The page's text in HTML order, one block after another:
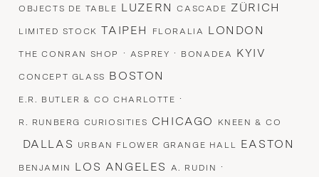
OBJECTS DE TABLE LUZERNCASCADE ZÜRICH
LIMITED STOCK TAIPEH FLORALIA LONDON
THE CONRAN SHOP · ASPREY · BONADEA KYIV
CONCEPT GLASS BOSTON
E.R. BUTLER & CO CHARLOTTE ·
R. RUNBERG CURIOSITIES CHICAGO KNEEN & CO
DALLAS URBAN FLOWER GRANGE HALL EASTON
BENJAMIN LOS ANGELES A. RUDIN ·